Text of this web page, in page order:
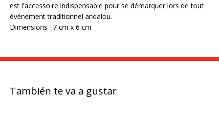
est l'accessoire indispensable pour se démarquer lors de tout
événement traditionnel andalou.
Dimensions : 7 cm x 6 cm
También te va a gustar